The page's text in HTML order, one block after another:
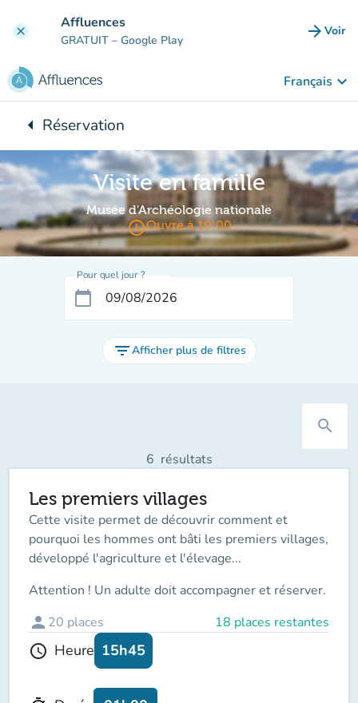
clear Affluences
GRATUIT – Google Play arrow_forward Voir
Français keyboard_arrow_down
arrow_leftRetour à :
Réservation
Visite en famille
Musée d'Archéologie nationale
access_timeOuvre à 10:00
Pour quel jour ?
calendar_today
filter_listAfficher plus de filtres
search
6 résultats
Les premiers villages
Cette visite permet de découvrir comment et
pourquoi les hommes ont bâti les premiers villages,
développé l'agriculture et l'élevage...
Attention ! Un adulte doit accompagner et réserver.
person 20 places 18 places restantes
schedule Heure 15h45